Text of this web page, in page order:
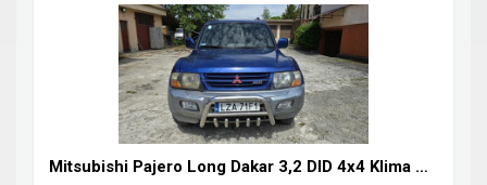
Mitsubishi Pajero Long Dakar 3,2 DID 4x4 Klima CB-...